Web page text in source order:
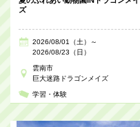
ズ
2026/08/01（土）～
2026/08/23（日）
雲南市
巨大迷路ドラゴンメイズ
学習・体験